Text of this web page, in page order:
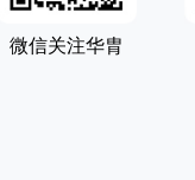
微信关注华胄